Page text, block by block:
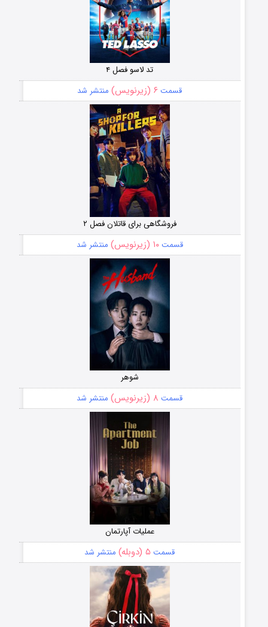
تد لاسو فصل ۴
قسمت ۶ (زیرنویس) منتشر شد
فروشگاهی برای قاتلان فصل ۲
قسمت۱۰ (زیرنویس) منتشر شد
شوهر
قسمت ۸ (زیرنویس) منتشر شد
عملیات آپارتمان
قسمت ۵ (دوبله) منتشر شد